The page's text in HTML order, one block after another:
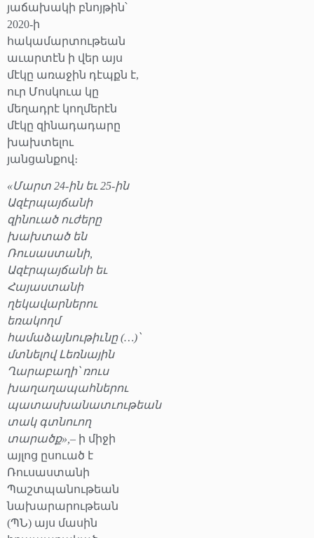
յաճախակի բնոյթին՝
2020-ի
հակամարտութեան
աւարտէն ի վեր այս
մէկը առաջին դէպքն է,
ուր Մոսկուա կը
մեղադրէ կողմերէն
մէկը զինադադարը
խախտելու
յանցանքով։
«Մարտ 24-ին եւ 25-ին
Ազէրպայճանի
զինուած ուժերը
խախտած են
Ռուսաստանի,
Ազէրպայճանի եւ
Հայաստանի
ղեկավարներու
եռակողմ
համաձայնութիւնը (…)՝
մտնելով Լեռնային
Ղարաբաղի՝ ռուս
խաղաղապահներու
պատասխանատւութեան
տակ գտնուող
տարածք», – ի միջի
այլոց ըսուած է
Ռուսաստանի
Պաշտպանութեան
նախարարութեան
(ՊՆ) այս մասին